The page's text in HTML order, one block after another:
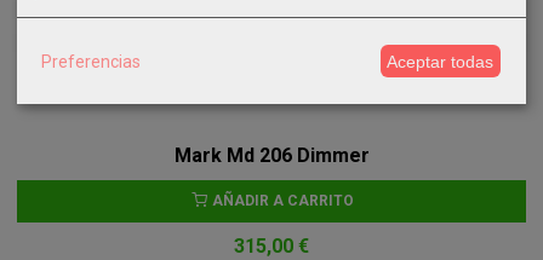
Mark Md 206 Dimmer
AÑADIR A CARRITO
315,00 €
Preferencias Aceptar todas